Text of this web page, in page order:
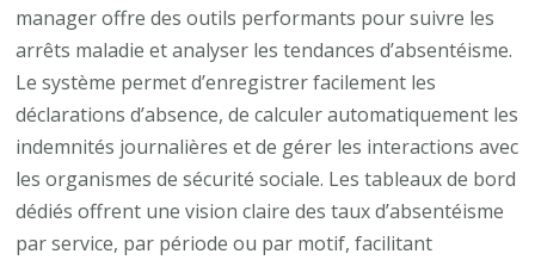
manager offre des outils performants pour suivre les
arrêts maladie et analyser les tendances d’absentéisme.
Le système permet d’enregistrer facilement les
déclarations d’absence, de calculer automatiquement les
indemnités journalières et de gérer les interactions avec
les organismes de sécurité sociale. Les tableaux de bord
dédiés offrent une vision claire des taux d’absentéisme
par service, par période ou par motif, facilitant